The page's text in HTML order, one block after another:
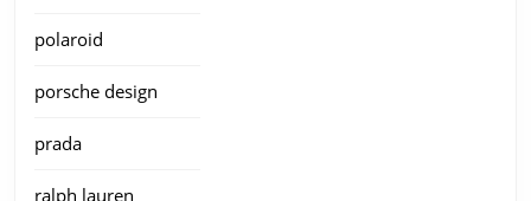
polaroid
porsche design
prada
ralph lauren